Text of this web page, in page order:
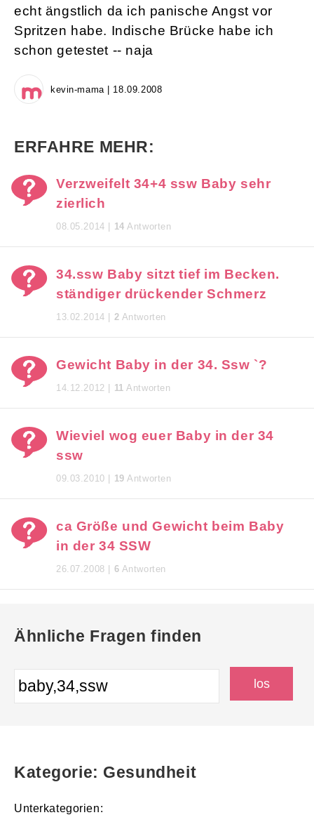
echt ängstlich da ich panische Angst vor
Spritzen habe. Indische Brücke habe ich
schon getestet -- naja
kevin-mama | 18.09.2008
ERFAHRE MEHR:
Verzweifelt 34+4 ssw Baby sehr
zierlich
08.05.2014 | 14 Antworten
34.ssw Baby sitzt tief im Becken.
ständiger drückender Schmerz
13.02.2014 | 2 Antworten
Gewicht Baby in der 34. Ssw `?
14.12.2012 | 11 Antworten
Wieviel wog euer Baby in der 34
ssw
09.03.2010 | 19 Antworten
ca Größe und Gewicht beim Baby
in der 34 SSW
26.07.2008 | 6 Antworten
Ähnliche Fragen finden
Kategorie: Gesundheit
Unterkategorien: